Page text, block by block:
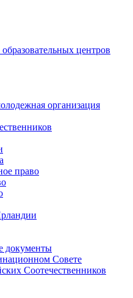
центров
организация
право
документы
Совете
Соотечественников